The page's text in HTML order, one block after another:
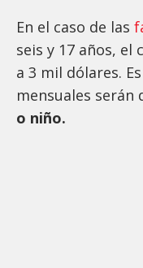
En el caso de las
seis y 17 años, el
a 3 mil dólares.
mensuales serán
o niño.